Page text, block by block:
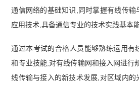
总】
通信网络的基础知识,同时掌握有线传输
应用技术,具备通信专业的技术实践基本能
通过本考试的合格人员能够熟练运用有
和专业技能,对有线传输网和接入网进行
线传输与接入的新技术发展,对区域内的